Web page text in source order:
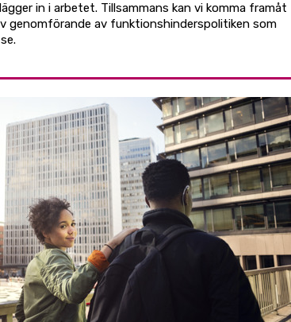
in i arbetet. Tillsammans kan vi komma framåt
genomförande av funktionshinderspolitiken som